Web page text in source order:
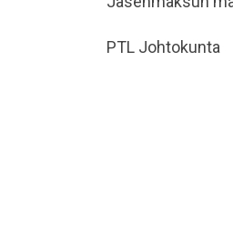
PTL Johtokunta